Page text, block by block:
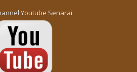
Youtube Senarai